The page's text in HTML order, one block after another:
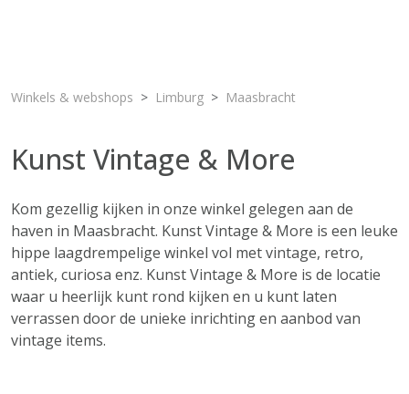
Winkels & webshops Limburg Maasbracht
Kunst Vintage & More
Kom gezellig kijken in onze winkel gelegen aan de
haven in Maasbracht. Kunst Vintage & More is een leuke
hippe laagdrempelige winkel vol met vintage, retro,
antiek, curiosa enz. Kunst Vintage & More is de locatie
waar u heerlijk kunt rond kijken en u kunt laten
verrassen door de unieke inrichting en aanbod van
vintage items.